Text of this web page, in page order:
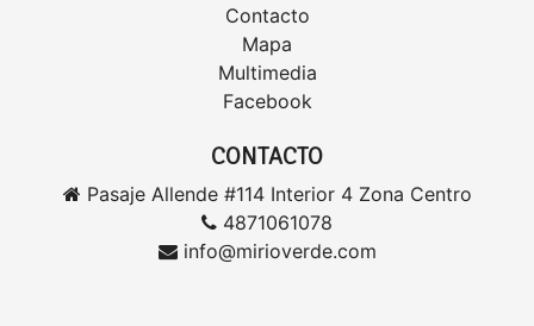
Contacto
Mapa
Multimedia
Facebook
CONTACTO
Pasaje Allende #114 Interior 4 Zona Centro
4871061078
info@mirioverde.com